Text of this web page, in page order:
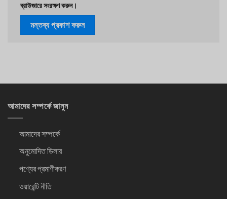
ব্রাউজারে সংরক্ষণ করুন।
আমাদের সম্পর্কে জানুন
আমাদের সম্পর্কে
অনুমোদিত ডিলার
পণ্যের প্রমাণীকরণ
ওয়ারেন্টি নীতি